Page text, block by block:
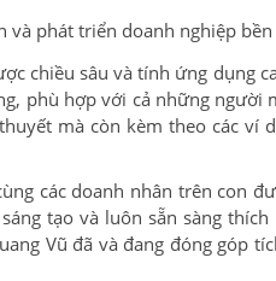
và phát triển doanh nghiệp
chiều sâu và tính ứng dụng
phù hợp với cả những người
mà còn kèm theo các ví
các doanh nhân trên con
tạo và luôn sẵn sàng
Vũ đã và đang đóng góp